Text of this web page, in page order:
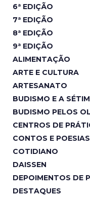
6ª EDIÇÃO
7ª EDIÇÃO
8ª EDIÇÃO
9ª EDIÇÃO
ALIMENTAÇÃO
ARTE E CULTURA
ARTESANATO
BUDISMO E A
BUDISMO PELOS
CENTROS DE
CONTOS E POESIAS
COTIDIANO
DAISSEN
DEPOIMENTOS DE
DESTAQUES